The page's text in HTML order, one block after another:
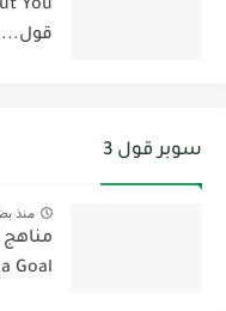
قول...
سوبر قول 3
منذ
مناهج
Goal